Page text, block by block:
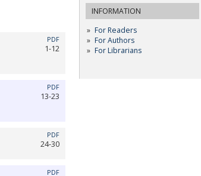
INFORMATION
For Readers
For Authors
For Librarians
PDF
1-12
PDF
13-23
PDF
24-30
PDF